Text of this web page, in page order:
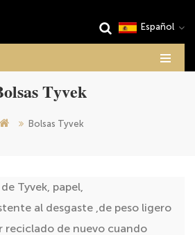
Español
Tyvek
Bolsas Tyvek
Tyvek, papel,
al desgaste ,de peso ligero
reciclado de nuevo cuando